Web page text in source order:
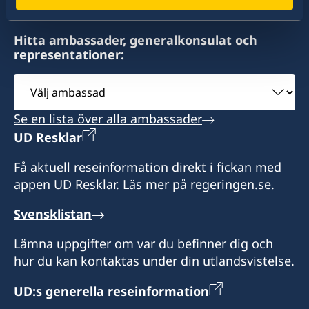
Taufa'ahau Road, Havelu
Öppettider: Enligt överenskommelse.
Honorärkonsul
Aloma Johansson
Hitta ambassader, generalkonsulat och
representationer:
Välj
ambassad
Se en lista över alla ambassader
UD Resklar
Få aktuell reseinformation direkt i fickan med
appen UD Resklar. Läs mer på regeringen.se.
Svensklistan
Lämna uppgifter om var du befinner dig och
hur du kan kontaktas under din utlandsvistelse.
UD:s generella reseinformation